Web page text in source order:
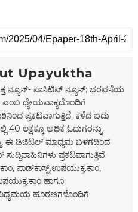
Upayuktha
ನ್ಯೂಸ್- ಪಾಸಿಟಿವ್ ನ್ಯೂಸ್; ಭರವಸೆಯ
ಎಂಬ ಧ್ಯೇಯವಾಕ್ಯದೊಂದಿಗೆ
ಪ್ರಕಟವಾಗುತ್ತಿದೆ. ಕಳೆದ ಐದು
40 ಲಕ್ಷಕ್ಕೂ ಅಧಿಕ ಓದುಗರನ್ನು
ಈ ಡಿಜಿಟಲ್‌ ಮಾಧ್ಯಮ ಬಳಗದಿಂದ
ಪ್ರಕಟವಾಗುತ್ತಿವೆ.
ಪಾಡ್‌ಕಾಸ್ಟ್‌.ಉಪಯುಕ್ತ.ಕಾಂ,
ಹಾಗೂ
ಹೂರಣಗಳೊಂದಿಗೆ